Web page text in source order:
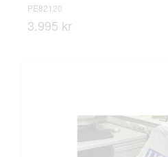
PE82120
3.995 kr